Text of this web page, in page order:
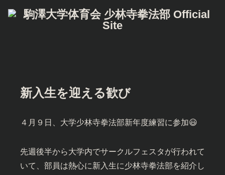
新入生を迎える歓び
４月９日、大学少林寺拳法部新年度練習に参加😃
先週後半から大学内でサークルフェスタが行われて
いて、部員は熱心に新入生に少林寺拳法部を紹介し